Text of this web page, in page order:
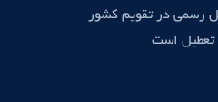
رسمی در تقویم کشور
تعطیل است